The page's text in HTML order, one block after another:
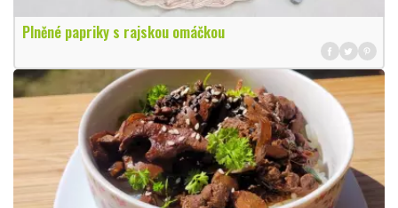
Plněné papriky s rajskou omáčkou